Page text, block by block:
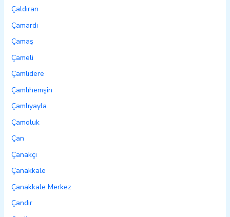
Çaldıran
Çamardı
Çamaş
Çameli
Çamlıdere
Çamlıhemşin
Çamlıyayla
Çamoluk
Çan
Çanakçı
Çanakkale
Çanakkale Merkez
Çandır